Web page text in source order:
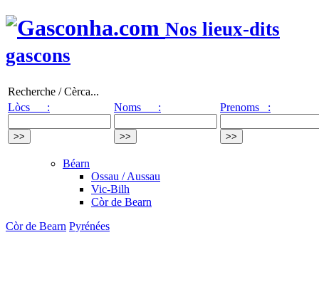
Nos lieux-dits
gascons
Recherche / Cèrca...
Lòcs :
Noms : Prenoms :
Béarn
Ossau / Aussau
Vic-Bilh
Còr de Bearn
Còr de Bearn Pyrénées